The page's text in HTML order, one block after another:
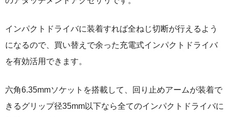
インパクトドライバに装着すれば全ねじ切断が行えるよう
になるので、買い替えで余った充電式インパクトドライバ
を有効活用できます。
六角6.35mmソケットを搭載して、回り止めアームが装着で
きるグリップ径35mm以下なら全てのインパクトドライバに